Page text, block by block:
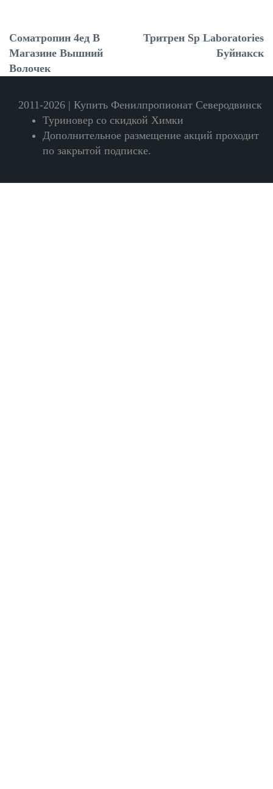
Cоматропин 4ед В
Магазине Вышний
Волочек
Тритрен Sp Laboratories
Буйнакск
2011-2026 | Купить Фенилпропионат Северодвинск
Туриновер со скидкой Химки
Дополнительное размещение акций проходит
по закрытой подписке.